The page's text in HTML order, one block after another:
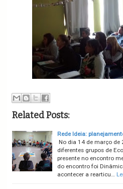
Related Posts:
Rede Ideia:
No dia 14 de março de
diferentes grupos de
presente no encontro
do encontro foi
acontecer a rearticu…